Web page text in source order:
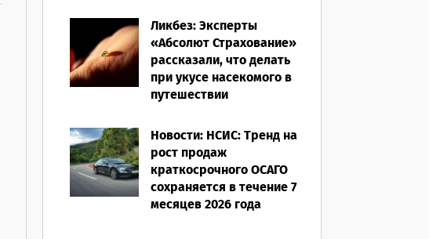
Ликбез: Эксперты
«Абсолют Страхование»
рассказали, что делать
при укусе насекомого в
путешествии
Новости: НСИС: Тренд на
рост продаж
краткосрочного ОСАГО
сохраняется в течение 7
месяцев 2026 года